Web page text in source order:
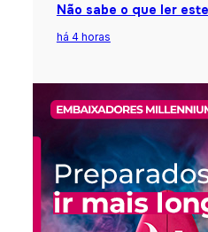
Não sabe o que ler
há 4 horas